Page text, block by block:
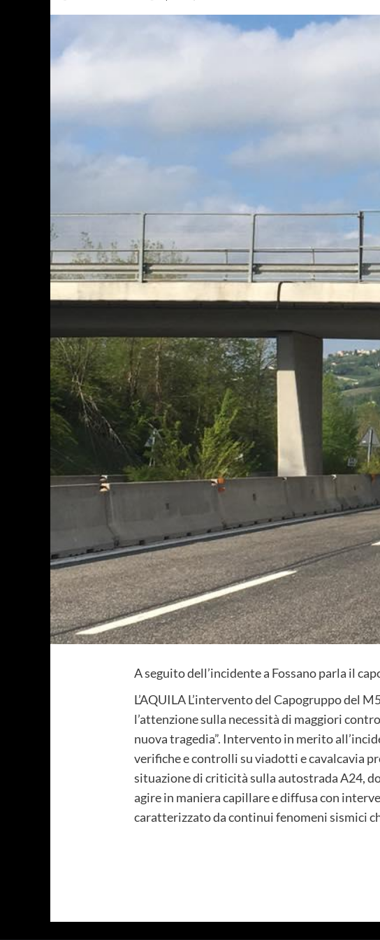
A seguito dell’incidente a Fossano parla il
L’AQUILA L’intervento del Capogruppo del
l’attenzione sulla necessità di maggiori
nuova tragedia”. Intervento in merito
verifiche e controlli su viadotti e cavalcavia
situazione di criticità sulla autostrada A24,
agire in maniera capillare e diffusa con
caratterizzato da continui fenomeni sismici